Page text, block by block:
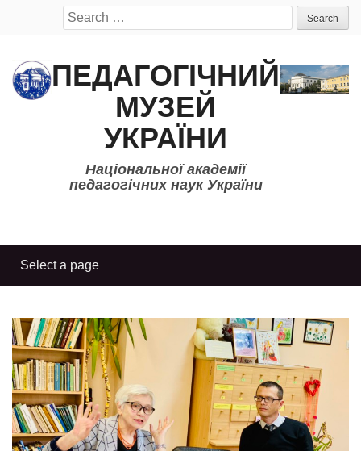
Search
for:
ПЕДАГОГІЧНИЙ
МУЗЕЙ
УКРАЇНИ
Національної академії
педагогічних наук України